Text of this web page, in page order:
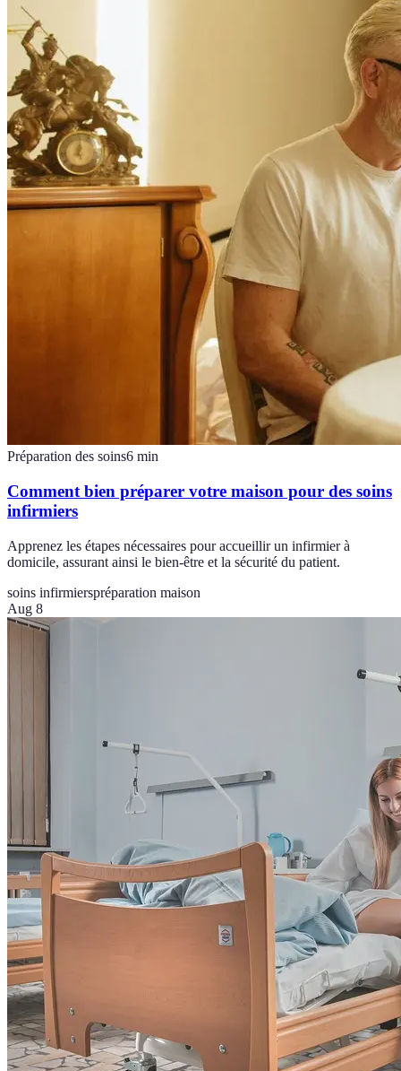
Préparation des soins6 min
Comment bien préparer votre maison pour des soins
infirmiers
Apprenez les étapes nécessaires pour accueillir un infirmier à
domicile, assurant ainsi le bien-être et la sécurité du patient.
soins infirmierspréparation maison
Aug 8